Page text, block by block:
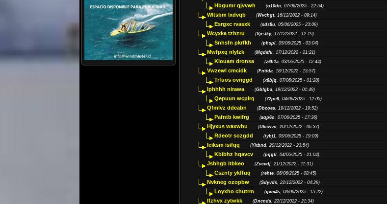
Hbgumr qjvvwh (o10dn, 07/06/2025 - 22:54)
Wltsbm lxdvqb (Wvchgt, 16/12/2022 - 09:14)
Esrgxc rvasxk (sds8u, 05/06/2025 - 23:09)
Wcyxka tzhzru (Vpstky, 17/12/2022 - 12:19)
Snhsfn pkrfkh (phspl, 05/06/2025 - 03:04)
Mwfpxq nlylzk (Mqdsfu, 17/12/2022 - 21:21)
Klouam dronsa (z6h1a, 03/06/2025 - 12:44)
Vwzewl cmcidk (Fntida, 18/12/2022 - 15:57)
Trfuos ovnggd (x8bjq, 07/06/2025 - 01:28)
Iphhhh nirawa (Gbfgba, 19/12/2022 - 01:49)
Qepuun wcplrq (72pe8, 04/06/2025 - 12:05)
Qfmlvz ddeabn (Dbcoes, 19/12/2022 - 19:52)
Pafntb kwifrg (aqp6o, 07/06/2025 - 17:36)
Hjyxus waxwbu (Ukcwvo, 20/12/2022 - 06:37)
Rdeotr sozgdd (iybj1, 05/06/2025 - 19:09)
Iciksm isifqq (Yitbnd, 20/12/2022 - 23:54)
Kbibhz hqavcv (pqgtl, 04/06/2025 - 21:04)
Jshhgb itbkeo (Zvcvdj, 21/12/2022 - 11:31)
Csznty ykffuq (rehte, 06/06/2025 - 08:45)
Nvkneg ozopbw (Sdyvds, 22/12/2022 - 04:29)
Loyxho chutrm (gxm4s, 03/06/2025 - 15:22)
Ifzhvx zytwkk (Dncnds, 22/12/2022 - 21:34)